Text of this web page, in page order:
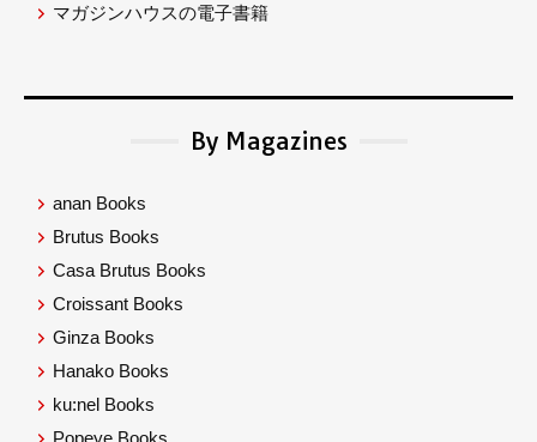
マガジンハウスの電子書籍
By Magazines
anan Books
Brutus Books
Casa Brutus Books
Croissant Books
Ginza Books
Hanako Books
ku:nel Books
Popeye Books